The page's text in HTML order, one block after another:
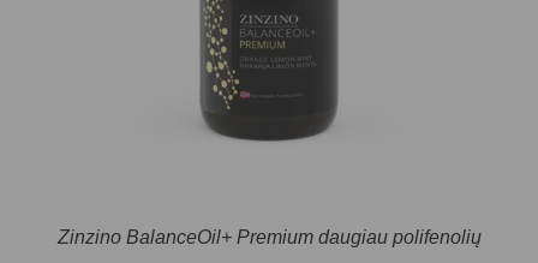
Zinzino BalanceOil+ Premium daugiau polifenolių